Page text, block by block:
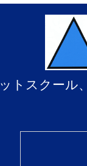
トスクール